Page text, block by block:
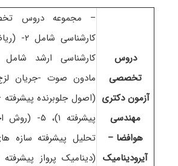
دروس
تخصصی
آزمون دکتری
مهندسی
هوافضا –
آیرودینامیک
– مجموعه دروس
(اصول جلوبرنده